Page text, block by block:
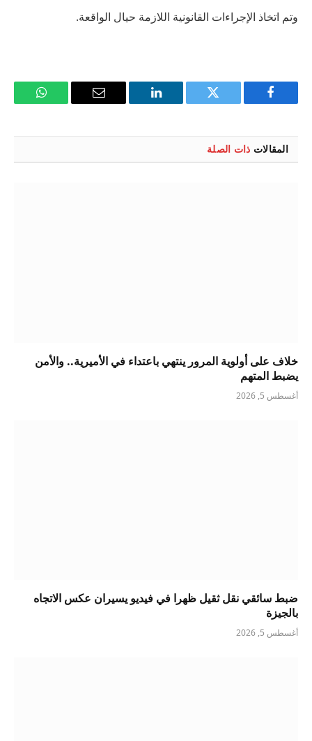
وتم اتخاذ الإجراءات القانونية اللازمة حيال الواقعة.
فيسبوك تويتر لينكدإن
البريد
واتساب
المقالات ذات الصلة
خلاف على أولوية المرور ينتهي باعتداء في الأميرية.. والأمن
يضبط المتهم
أغسطس 5, 2026
ضبط سائقي نقل ثقيل ظهرا في فيديو يسيران عكس الاتجاه
بالجيزة
أغسطس 5, 2026